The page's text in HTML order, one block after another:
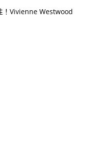
！Vivienne Westwood